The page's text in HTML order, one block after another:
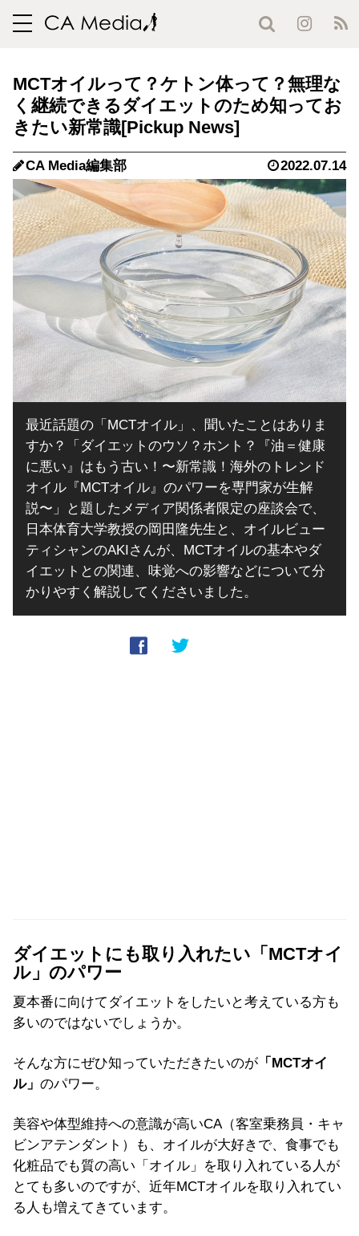
toggle
MCTオイルって？ケトン体って？無理な
く継続できるダイエットのため知ってお
きたい新常識
CA Media編集部 2022.07.14
最近話題の「MCTオイル」、聞いたことはありま
すか？「ダイエットのウソ？ホント？『油＝健康
に悪い』はもう古い！〜新常識！海外のトレンド
オイル『MCTオイル』のパワーを専門家が生解
説〜」と題したメディア関係者限定の座談会で、
日本体育大学教授の岡田隆先生と、オイルビュー
ティシャンのAKIさんが、MCTオイルの基本やダ
イエットとの関連、味覚への影響などについて分
かりやすく解説してくださいました。
ダイエットにも取り入れたい「MCTオイ
ル」のパワー
夏本番に向けてダイエットをしたいと考えている方も
多いのではないでしょうか。
そんな方にぜひ知っていただきたいのが 「MCTオイ
ル」 のパワー。
美容や体型維持への意識が高いCA（客室乗務員・キャ
ビンアテンダント）も、オイルが大好きで、食事でも
化粧品でも質の高い「オイル」を取り入れている人が
とても多いのですが、近年MCTオイルを取り入れてい
る人も増えてきています。